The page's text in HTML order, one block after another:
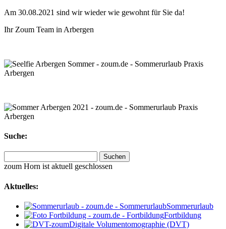
Am 30.08.2021 sind wir wieder wie gewohnt für Sie da!
Ihr Zoum Team in Arbergen
Suche:
nach:
zoum Horn ist aktuell geschlossen
Aktuelles:
Sommerurlaub
Fortbildung
Digitale Volumentomographie (DVT)